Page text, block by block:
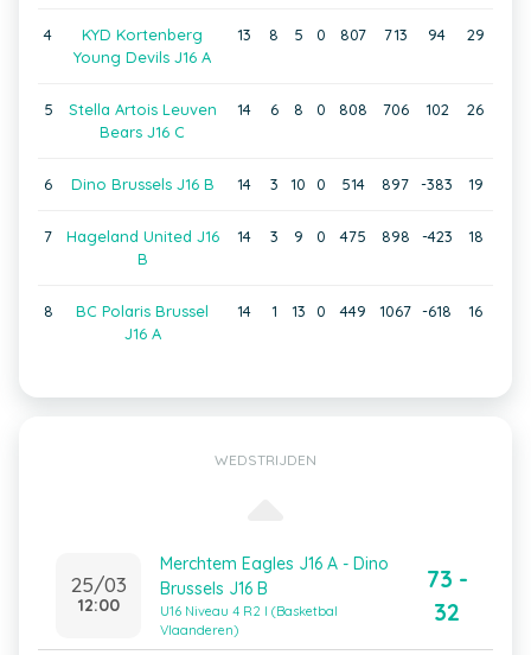
4
KYD Kortenberg
Young Devils J16 A
13 8 5 0 807 713 94 29
5
Stella Artois Leuven
Bears J16 C
14 6 8 0 808 706 102 26
6 Dino Brussels J16 B 14 3 10 0 514 897 -383 19
7
Hageland United J16
B
14 3 9 0 475 898 -423 18
8
BC Polaris Brussel
J16 A
14 1 13 0 449 1067 -618 16
WEDSTRIJDEN
25/03
12:00
Merchtem Eagles J16 A - Dino
Brussels J16 B
U16 Niveau 4 R2 I (Basketbal
Vlaanderen)
73 -
32